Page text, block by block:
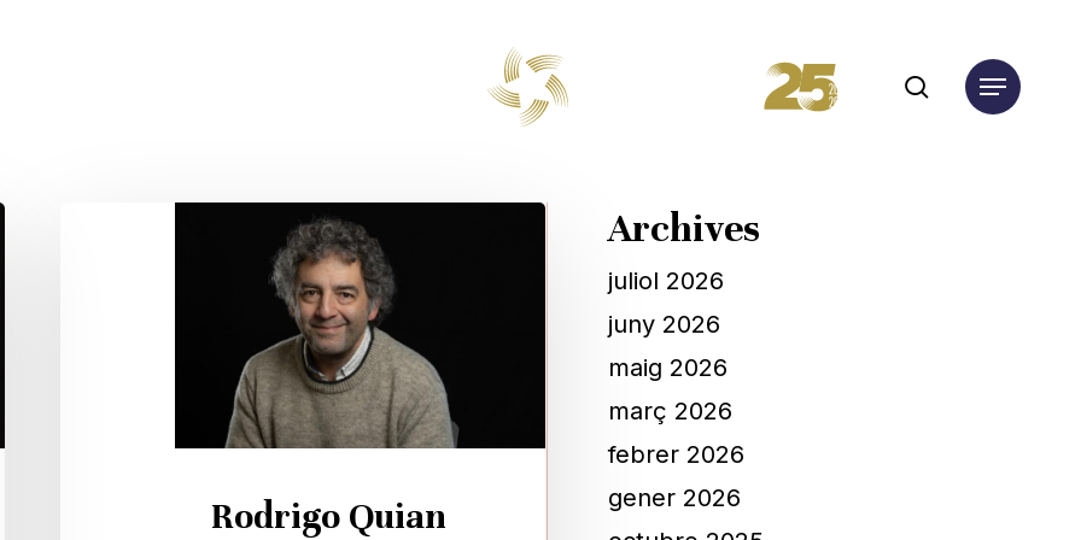
search
Menu
Rodrigo Quian
Archives
juliol 2026
juny 2026
maig 2026
març 2026
febrer 2026
gener 2026